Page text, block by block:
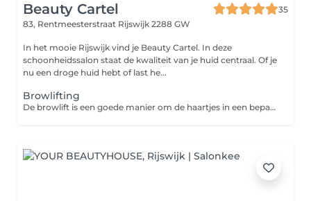
Beauty Cartel
35
83, Rentmeesterstraat Rijswijk 2288 GW
In het mooie Rijswijk vind je Beauty Cartel. In deze
schoonheidssalon staat de kwaliteit van je huid centraal. Of je
nu een droge huid hebt of last he...
Browlifting
De browlift is een goede manier om de haartjes in een bepaalde richting te brengen. Geschikt voor haartjes die af en toe een eigen wil hebben. Je hoeft je wenkbrauwen niet meer elke dag in model te brengen. Het resultaat blijft tot ongeveer 6 weken zichtbaar, afhankelijk van de groeicyclus van je wenkbrauwen.